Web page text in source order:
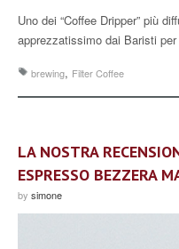
Uno dei “Coffee Dripper” più
apprezzatissimo dai Baristi
brewing, Filter Coffee
LA NOSTRA
ESPRESSO BEZZERA
by simone